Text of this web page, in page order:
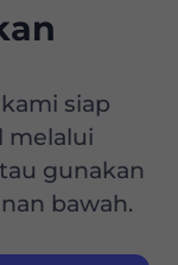
siap
melalui
gunakan
bawah.